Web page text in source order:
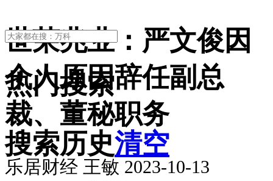
热门搜索
搜索历史清空
世荣兆业：严文俊因
个人原因辞任副总
裁、董秘职务
乐居财经 王敏 2023-10-13